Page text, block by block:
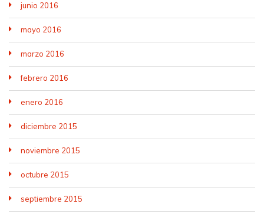
junio 2016
mayo 2016
marzo 2016
febrero 2016
enero 2016
diciembre 2015
noviembre 2015
octubre 2015
septiembre 2015